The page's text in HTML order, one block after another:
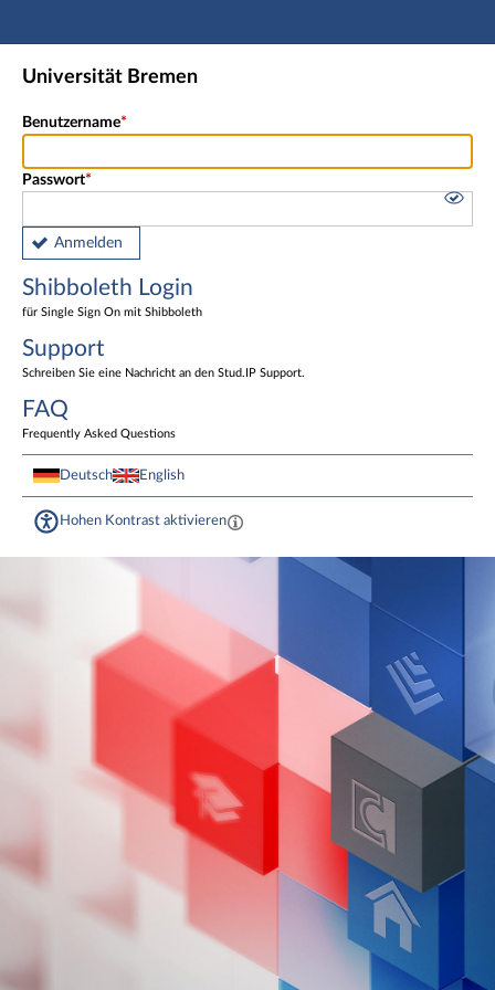
Hauptnavigation
Shibboleth Login
Universität Bremen
Benutzername
Passwort
Anmelden
Shibboleth Login
für Single Sign On mit Shibboleth
Support
Schreiben Sie eine Nachricht an den Stud.IP Support.
FAQ
Frequently Asked Questions
Deutsch English
Hohen Kontrast aktivieren